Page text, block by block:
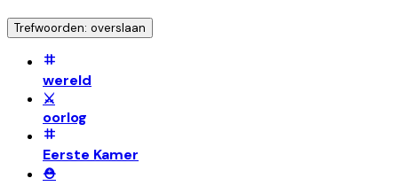
Trefwoorden: overslaan
wereld
⚔️
oorlog
Eerste Kamer
⛑️